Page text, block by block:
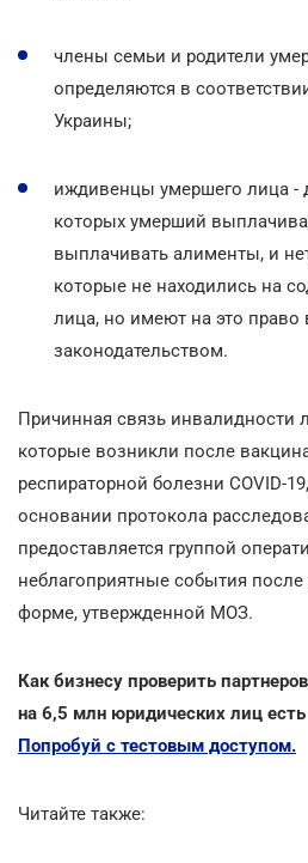
члены семьи и родители
определяются в
Украины;
иждивенцы умершего лица -
которых умерший
выплачивать алименты, и
которые не находились на
лица, но имеют на это право
законодательством.
Причинная связь инвалидности
которые возникли после
респираторной болезни COVID-
основании протокола
предоставляется группой
неблагоприятные события
форме, утвержденной МОЗ.
Как бизнесу проверить
на 6,5 млн юридических лиц
Попробуй с тестовым доступом.
Читайте также: